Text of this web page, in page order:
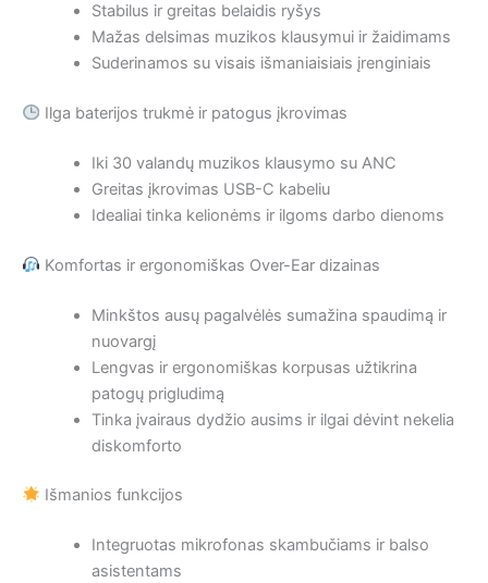
Stabilus ir greitas belaidis ryšys
Mažas delsimas muzikos klausymui ir žaidimams
Suderinamos su visais išmaniaisiais įrenginiais
Ilga baterijos trukmė ir patogus įkrovimas
Iki 30 valandų muzikos klausymo su ANC
Greitas įkrovimas USB-C kabeliu
Idealiai tinka kelionėms ir ilgoms darbo dienoms
Komfortas ir ergonomiškas Over-Ear dizainas
Minkštos ausų pagalvėlės sumažina spaudimą ir
nuovargį
Lengvas ir ergonomiškas korpusas užtikrina
patogų prigludimą
Tinka įvairaus dydžio ausims ir ilgai dėvint nekelia
diskomforto
Išmanios funkcijos
Integruotas mikrofonas skambučiams ir balso
asistentams